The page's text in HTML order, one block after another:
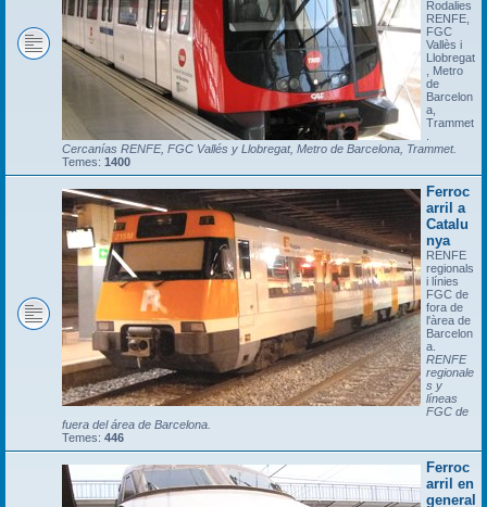
Rodalies
RENFE,
FGC
Vallès i
Llobregat
, Metro
de
Barcelon
a,
Trammet
Cercanías RENFE, FGC Vallés y Llobregat, Metro de Barcelona, Trammet.
Temes: 1400
Ferroc
arril a
Catalu
nya
RENFE
regionals
i línies
FGC de
fora de
l'àrea de
Barcelon
a.
RENFE
regionale
s y
líneas
FGC de
fuera del área de Barcelona.
Temes: 446
Ferroc
arril en
general